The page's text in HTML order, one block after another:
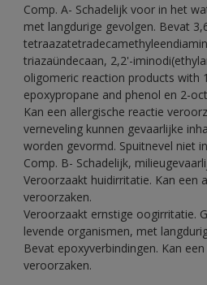
Comp. A- Schadelijk voor in het
met langdurige gevolgen. Bevat
triazaündecaan, 2,2'-
oligomeric reaction products with
epoxypropane and phenol en 2-
Kan een allergische reactie
verneveling kunnen gevaarlijke
worden gevormd. Spuitnevel niet
Comp. B- Schadelijk,
Veroorzaakt huidirritatie. Kan een
veroorzaken.
Veroorzaakt ernstige oogirritatie.
levende organismen, met
Bevat epoxyverbindingen. Kan
veroorzaken.